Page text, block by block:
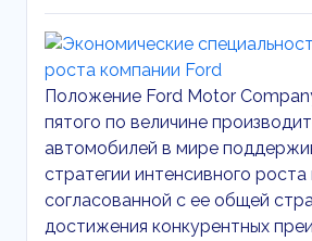
Положение Ford Motor
пятого по величине
автомобилей в мире
стратегии интенсивного роста
согласованной с ее общей
достижения конкурентных